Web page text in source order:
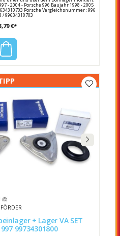
- 2004 - Porsche 996 Baujahr 1998 - 2005
Porsche Vergleichsnummer : 996
/ 99634310703
€*
+ Lager VA SET
Porsche 996 / 997 99734301800